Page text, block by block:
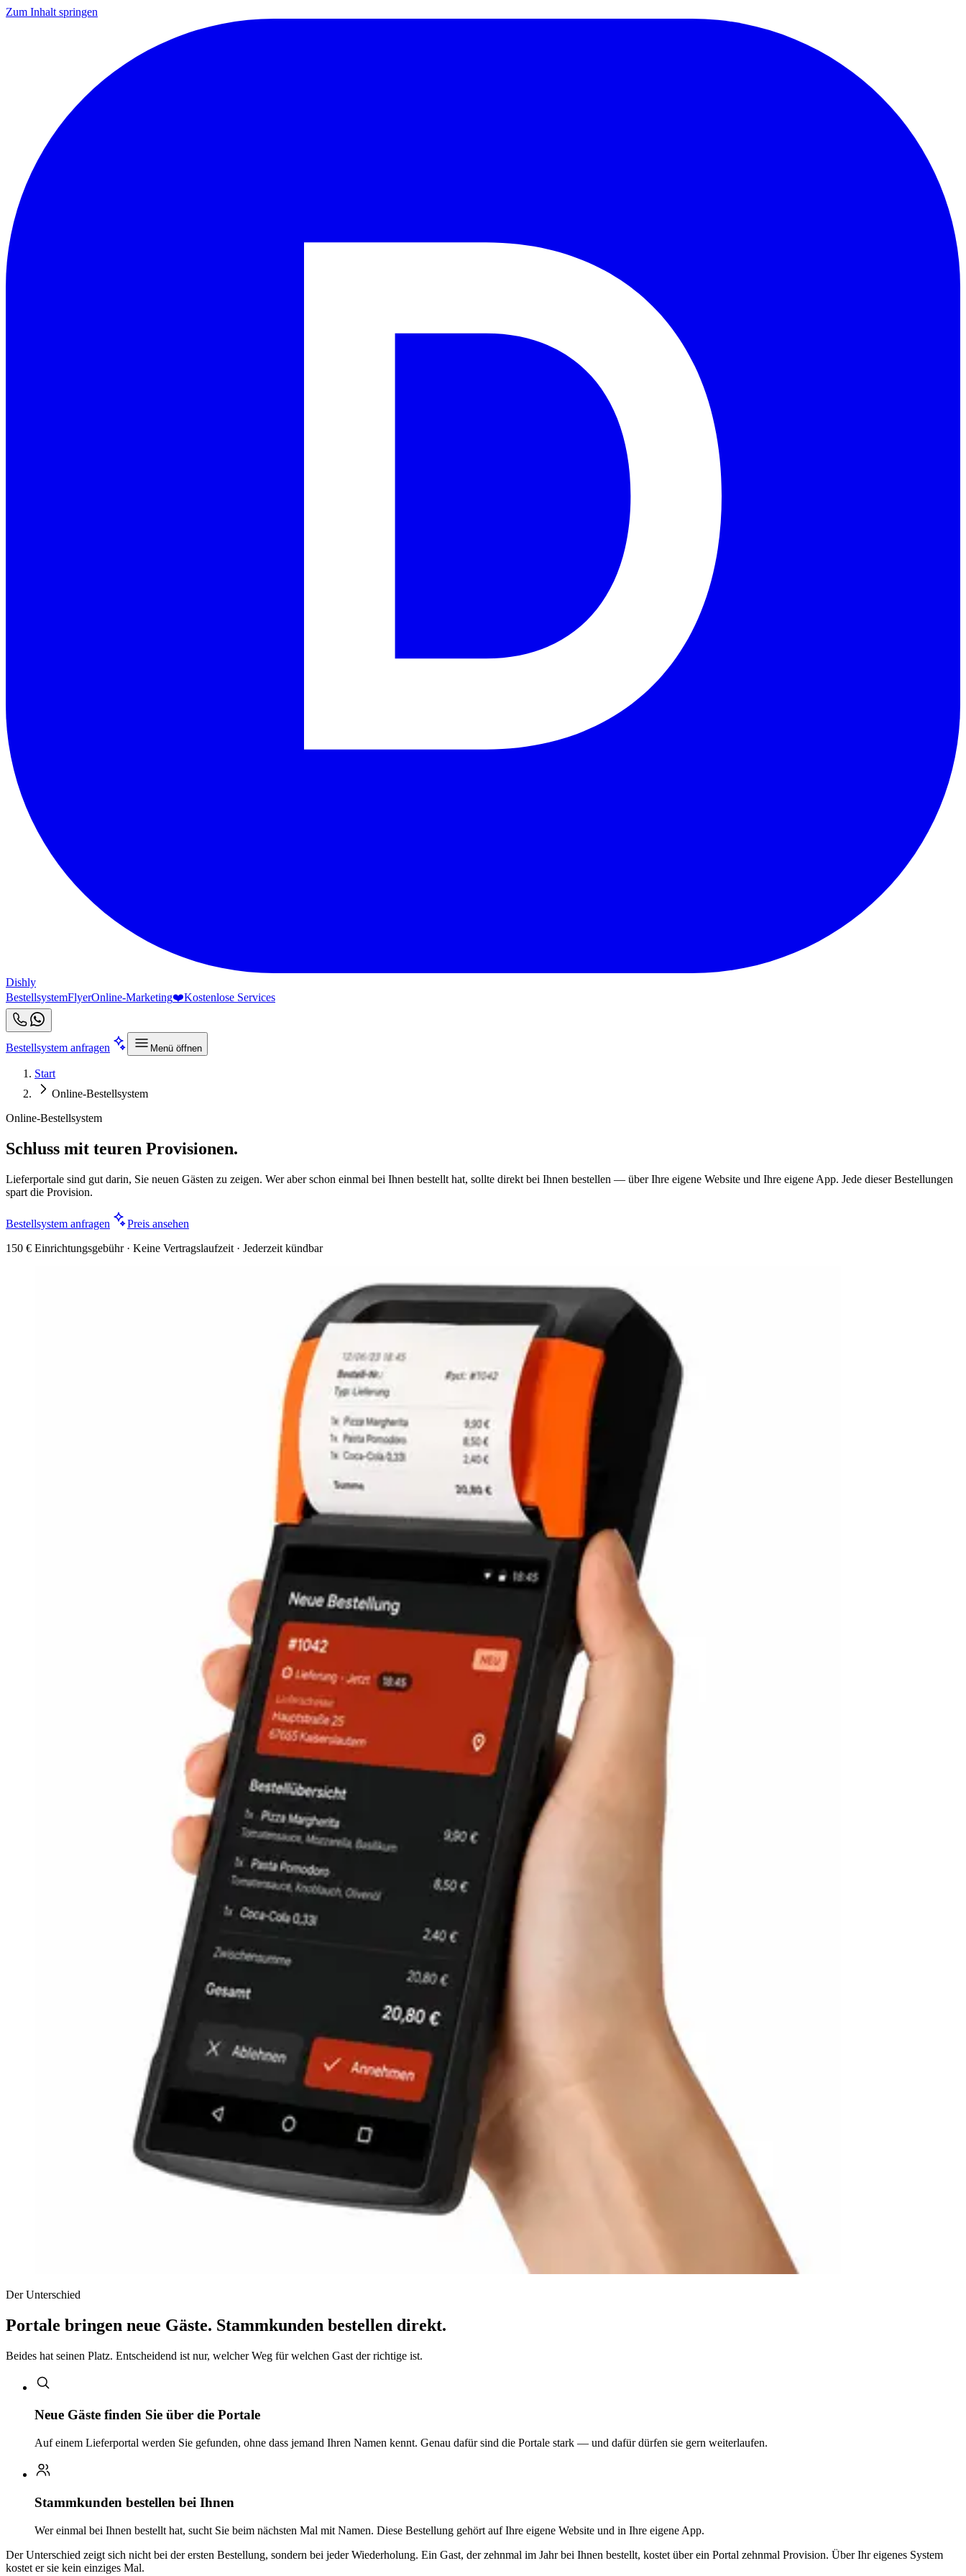
Zum Inhalt springen
Dishly
BestellsystemFlyerOnline-Marketing❤️Kostenlose Services
Bestellsystem anfragen Menü öffnen
Start
Online-Bestellsystem
Online-Bestellsystem
Schluss mit teuren Provisionen.
Lieferportale sind gut darin, Sie neuen Gästen zu zeigen. Wer aber schon einmal bei Ihnen bestellt hat, sollte direkt bei Ihnen bestellen — über Ihre eigene Website und Ihre eigene App. Jede dieser Bestellungen
spart die Provision.
Bestellsystem anfragen
Preis ansehen
150 € Einrichtungsgebühr · Keine Vertragslaufzeit · Jederzeit kündbar
Der Unterschied
Portale bringen neue Gäste. Stammkunden bestellen direkt.
Beides hat seinen Platz. Entscheidend ist nur, welcher Weg für welchen Gast der richtige ist.
Neue Gäste finden Sie über die Portale
Auf einem Lieferportal werden Sie gefunden, ohne dass jemand Ihren Namen kennt. Genau dafür sind die Portale stark — und dafür dürfen sie gern weiterlaufen.
Stammkunden bestellen bei Ihnen
Wer einmal bei Ihnen bestellt hat, sucht Sie beim nächsten Mal mit Namen. Diese Bestellung gehört auf Ihre eigene Website und in Ihre eigene App.
Der Unterschied zeigt sich nicht bei der ersten Bestellung, sondern bei jeder Wiederholung. Ein Gast, der zehnmal im Jahr bei Ihnen bestellt, kostet über ein Portal zehnmal Provision. Über Ihr eigenes System
kostet er sie kein einziges Mal.